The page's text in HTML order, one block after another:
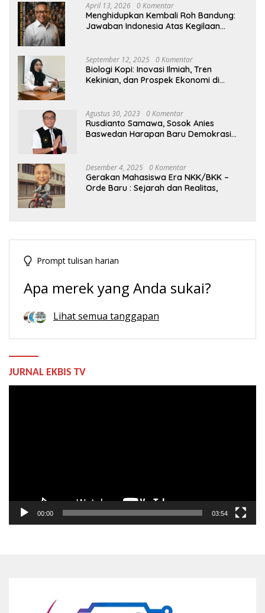
April 13, 2026 0 Komentar
Menghidupkan Kembali Roh Bandung:
Jawaban Indonesia Atas Kegilaan
September 12, 2025 0 Komentar
Biologi Kopi: Inovasi Ilmiah, Tren
Kekinian, dan Prospek Ekonomi di
Agustus 30, 2023 0 Komentar
Rusdianto Samawa, Sosok Anies
Baswedan Harapan Baru Demokrasi
Desember 4, 2025 0 Komentar
Gerakan Mahasiswa Era NKK/BKK –
Orde Baru : Sejarah dan Realitas,
Prompt tulisan harian
Apa merek yang Anda sukai?
Lihat semua tanggapan
JURNAL EKBIS TV
00:00 03:54